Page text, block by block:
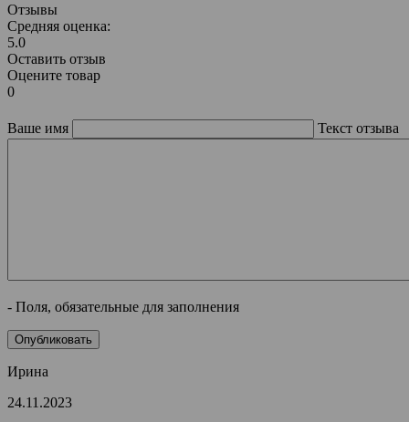
Отзывы
Средняя оценка:
5.0
Оставить отзыв
Оцените товар
0
Ваше имя Текст отзыва
- Поля, обязательные для заполнения
Ирина
24.11.2023